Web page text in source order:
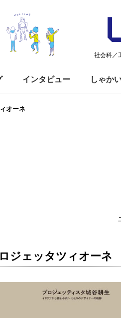
社会科／
インタビュー しゃか
オーネ
ジェッタツィオーネ